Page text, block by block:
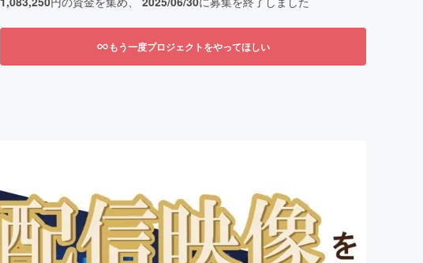
もう一度プロジェクトをやってほしい